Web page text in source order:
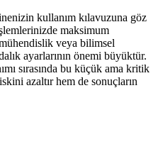
kullanım kılavuzuna göz
maksimum
veya bilimsel
ayarlarının önemi büyüktür.
sırasında bu küçük ama kritik
azaltır hem de sonuçların